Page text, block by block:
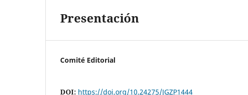
Presentación
Comité Editorial
DOI: https://doi.org/10.24275/JGZP1444